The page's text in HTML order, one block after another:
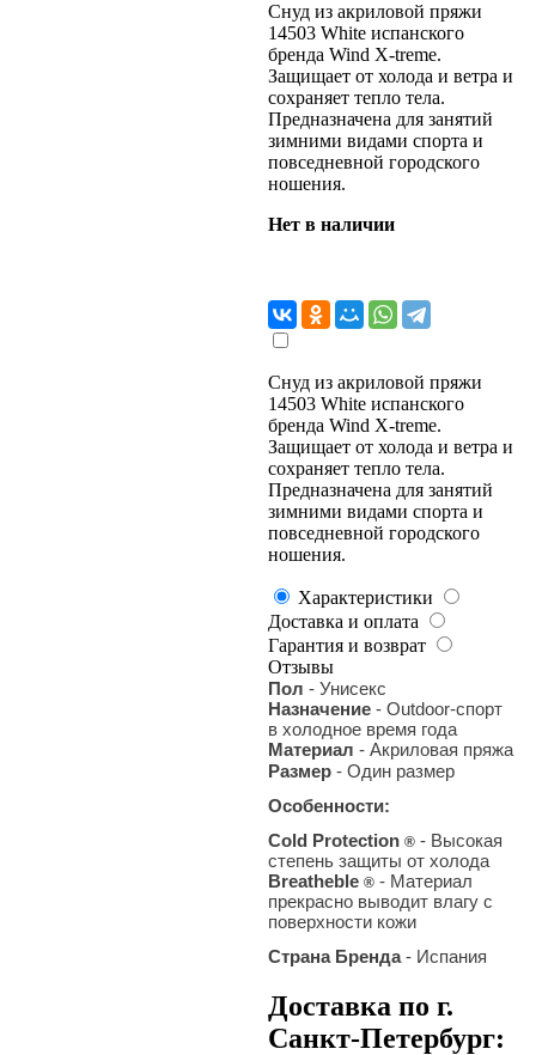
Снуд из акриловой пряжи
14503 White испанского
бренда Wind X-treme.
Защищает от холода и ветра и
сохраняет тепло тела.
Предназначена для занятий
зимними видами спорта и
повседневной городского
ношения.
Нет в наличии
Снуд из акриловой пряжи
14503 White испанского
бренда Wind X-treme.
Защищает от холода и ветра и
сохраняет тепло тела.
Предназначена для занятий
зимними видами спорта и
повседневной городского
ношения.
Характеристики
Доставка и оплата
Гарантия и возврат
Отзывы
Пол - Унисекс
Назначение - Outdoor-спорт
в холодное время года
Материал - Акриловая пряжа
Размер - Один размер
Особенности:
Cold Protection ® - Высокая
степень защиты от холода
Breatheble ® - Материал
прекрасно выводит влагу с
поверхности кожи
Страна Бренда- Испания
Доставка по г.
Санкт-Петербург: